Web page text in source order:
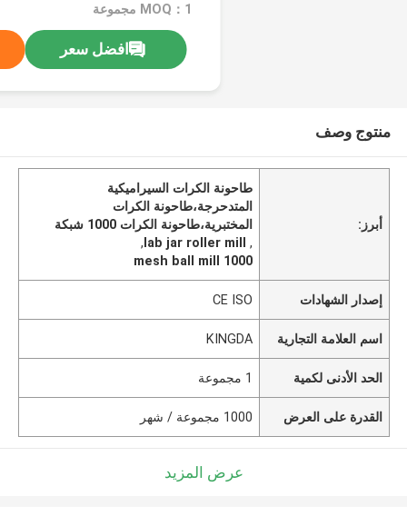
MOQ：1 مجموعة
افضل سعر
منتوج وصف
أبرز:
طاحونة الكرات السيراميكية
المتدحرجة،طاحونة الكرات
المختبرية،طاحونة الكرات 1000 شبكة
,
lab jar roller mill
,
1000 mesh ball mill
إصدار الشهادات CE ISO
اسم العلامة التجارية KINGDA
الحد الأدنى لكمية 1 مجموعة
القدرة على العرض 1000 مجموعة / شهر
عرض المزيد